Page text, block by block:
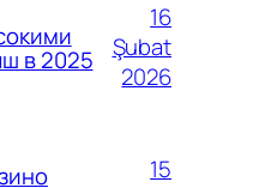
в 2025
16
Şubat
2026
15